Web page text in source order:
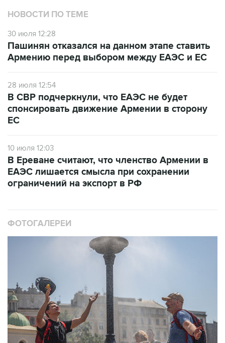
НОВОСТИ ПО ТЕМЕ
30 июля 12:28
Пашинян отказался на данном этапе ставить
Армению перед выбором между ЕАЭС и ЕС
28 июля 12:54
В СВР подчеркнули, что ЕАЭС не будет
спонсировать движение Армении в сторону
ЕС
10 июля 12:03
В Ереване считают, что членство Армении в
ЕАЭС лишается смысла при сохранении
ограничений на экспорт в РФ
ФОТОГАЛЕРЕИ